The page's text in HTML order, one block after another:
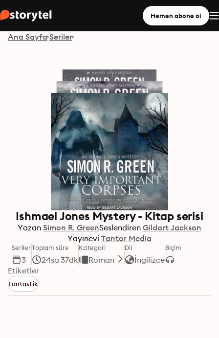
Hemen abone ol
Ana Sayfa Seriler
Ishmael Jones Mystery - Kitap serisi
Yazan Simon R. GreenSeslendiren Gildart Jackson
Yayınevi Tantor Media
Seriler
3
Toplam süre
24sa 37dk
Kategori
Roman
Dil
İngilizce
Biçim
Etiketler
Fantastik